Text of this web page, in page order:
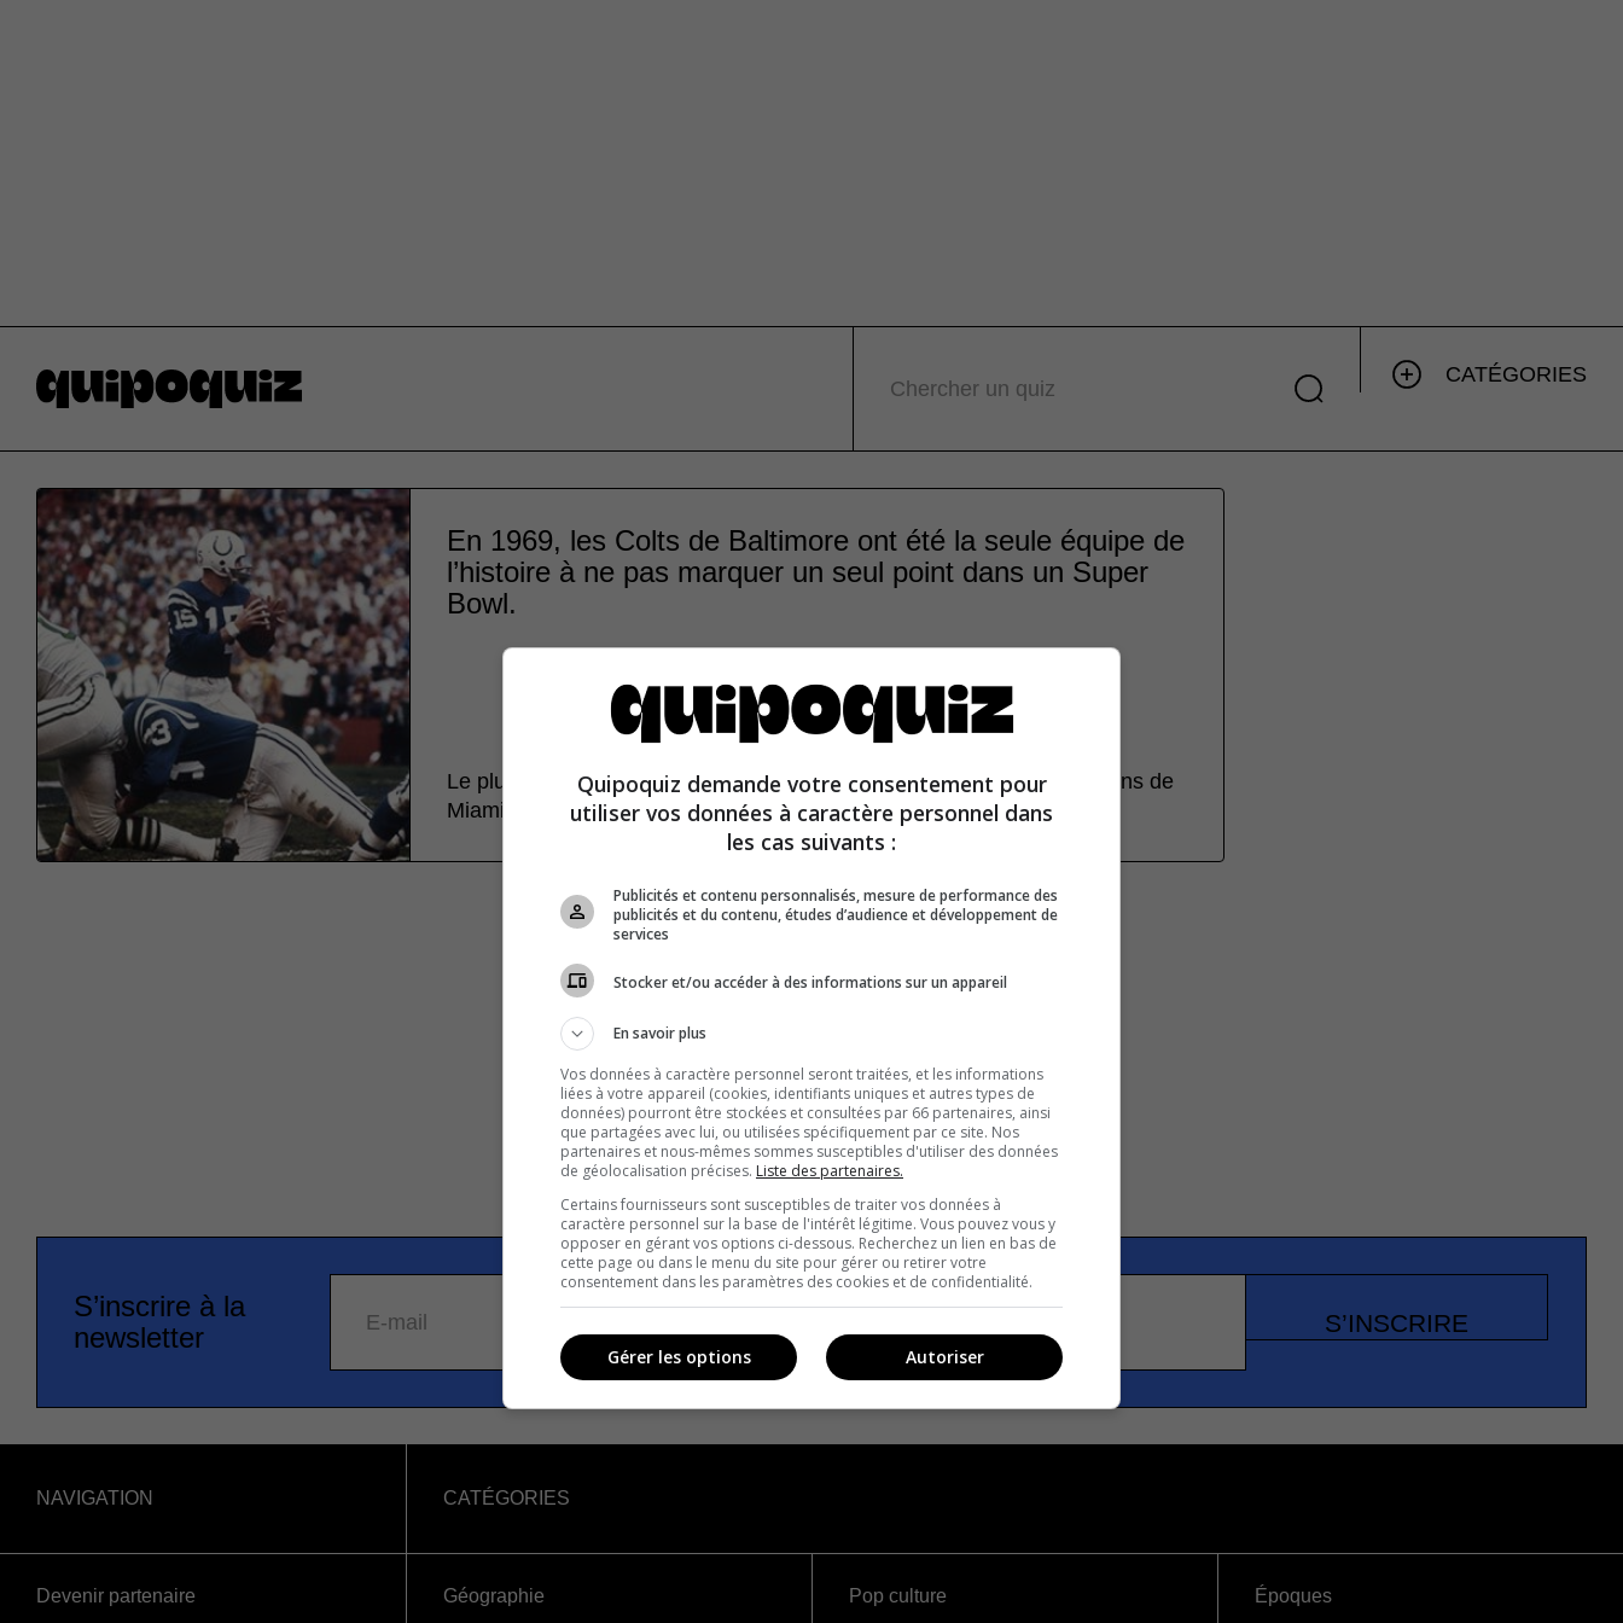
Chercher un quiz
CATÉGORIES
En 1969, les Colts de Baltimore ont été la seule équipe de
l’histoire à ne pas marquer un seul point dans un Super
Bowl.
Le plus faible score obtenu dans un Super Bowl a été celui des Dolphins de
Miami en 1972. Ils avaient perdu 24-3 contre les Cowboys de Dallas.
S’inscrire à la
newsletter
E-mail S’INSCRIRE
NAVIGATION
Devenir partenaire
CATÉGORIES
Géographie
Pop culture
Époques
Quipoquiz demande votre consentement pour
utiliser vos données à caractère personnel dans
les cas suivants :
Publicités et contenu personnalisés, mesure de performance des
publicités et du contenu, études d’audience et développement de
services
Stocker et/ou accéder à des informations sur un appareil
En savoir plus
Vos données à caractère personnel seront traitées, et les informations
liées à votre appareil (cookies, identifiants uniques et autres types de
données) pourront être stockées et consultées par 66 partenaires, ainsi
que partagées avec lui, ou utilisées spécifiquement par ce site. Nos
partenaires et nous-mêmes sommes susceptibles d'utiliser des données
de géolocalisation précises. Liste des partenaires.
Certains fournisseurs sont susceptibles de traiter vos données à
caractère personnel sur la base de l'intérêt légitime. Vous pouvez vous y
opposer en gérant vos options ci-dessous. Recherchez un lien en bas de
cette page ou dans le menu du site pour gérer ou retirer votre
consentement dans les paramètres des cookies et de confidentialité.
Autoriser
Gérer les options